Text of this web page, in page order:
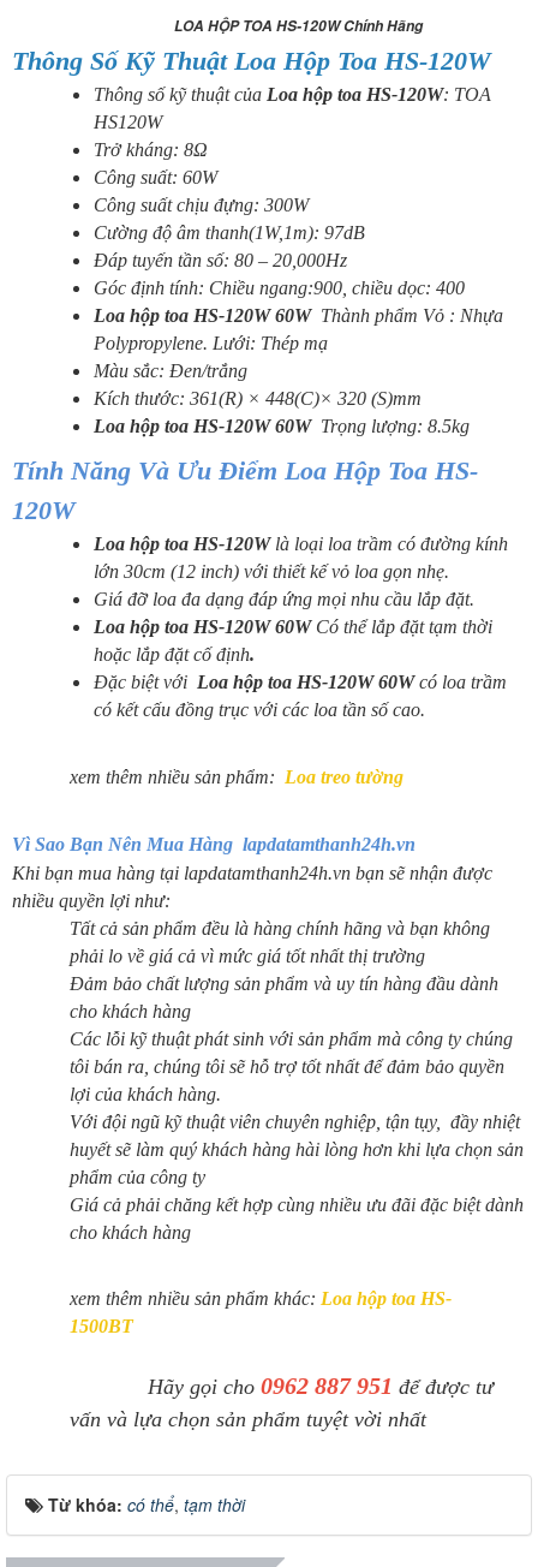
LOA HỘP TOA HS-120W Chính Hãng
Thông Số Kỹ Thuật Loa Hộp Toa HS-120W
Thông số kỹ thuật của Loa hộp toa HS-120W: TOA
HS120W
Trở kháng: 8Ω
Công suất: 60W
Công suất chịu đựng: 300W
Cường độ âm thanh(1W,1m): 97dB
Đáp tuyến tần số: 80 – 20,000Hz
Góc định tính: Chiều ngang:900, chiều dọc: 400
Loa hộp toa HS-120W 60WThành phẩm Vỏ : Nhựa
Polypropylene. Lưới: Thép mạ
Màu sắc: Đen/trắng
Kích thước: 361(R) × 448(C)× 320 (S)mm
Loa hộp toa HS-120W 60WTrọng lượng: 8.5kg
Tính Năng Và Ưu Điểm Loa Hộp Toa HS-
120W
Loa hộp toa HS-120W là loại loa trầm có đường kính
lớn 30cm (12 inch) với thiết kế vỏ loa gọn nhẹ.
Giá đỡ loa đa dạng đáp ứng mọi nhu cầu lắp đặt.
Loa hộp toa HS-120W 60WCó thể lắp đặt tạm thời
hoặc lắp đặt cố định.
Đặc biệt với Loa hộp toa HS-120W 60Wcó loa trầm
có kết cấu đồng trục với các loa tần số cao.
xem thêm nhiều sản phẩm: Loa treo tường
Vì Sao Bạn Nên Mua Hàng lapdatamthanh24h.vn
Khi bạn mua hàng tại lapdatamthanh24h.vn bạn sẽ nhận được
nhiều quyền lợi như:
Tất cả sản phẩm đều là hàng chính hãng và bạn không
phải lo về giá cả vì mức giá tốt nhất thị trường
Đảm bảo chất lượng sản phẩm và uy tín hàng đầu dành
cho khách hàng
Các lỗi kỹ thuật phát sinh với sản phẩm mà công ty chúng
tôi bán ra, chúng tôi sẽ hỗ trợ tốt nhất để đảm bảo quyền
lợi của khách hàng.
Với đội ngũ kỹ thuật viên chuyên nghiệp, tận tụy, đầy nhiệt
huyết sẽ làm quý khách hàng hài lòng hơn khi lựa chọn sản
phẩm của công ty
Giá cả phải chăng kết hợp cùng nhiều ưu đãi đặc biệt dành
cho khách hàng
xem thêm nhiều sản phẩm khác: Loa hộp toa HS-
1500BT
Hãy gọi cho 0962 887 951 để được tư
vấn và lựa chọn sản phẩm tuyệt vời nhất
Từ khóa: có thể, tạm thời